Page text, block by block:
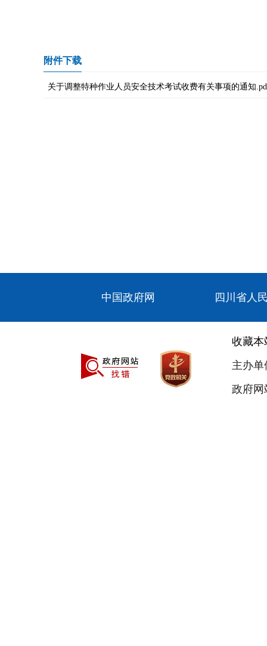
附件下载
关于调整特种作业人员安全技术考试收费有关事项的通知
中国政府网 四川省人
收藏本
主办
政府网